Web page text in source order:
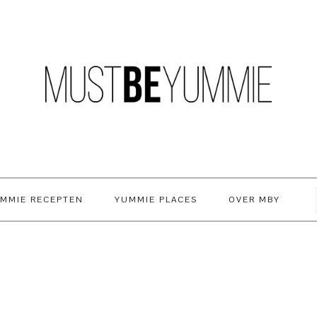
RECEPTEN YUMMIE PLACES OVER MBY